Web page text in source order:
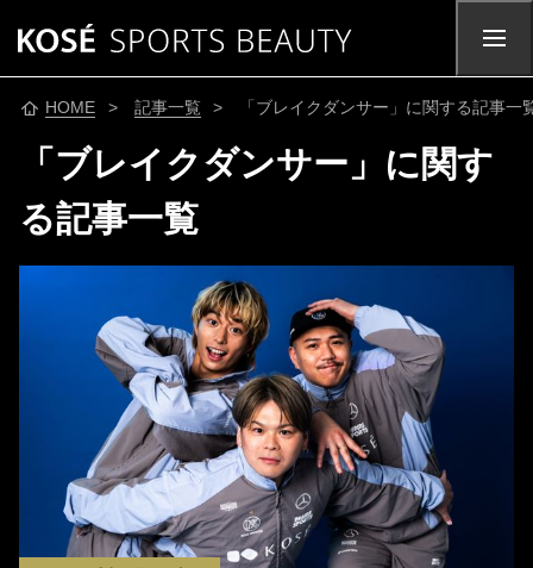
HOME > 記事一覧 > 「ブレイクダンサー」に関する記事一
「ブレイクダンサー」に関す
る記事一覧